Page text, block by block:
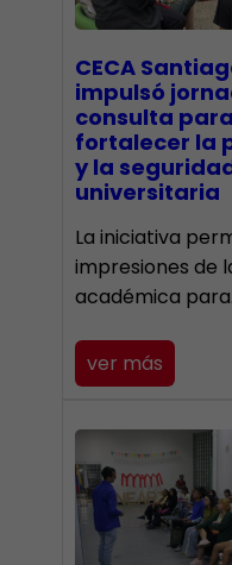
CECA
impulsó
consulta para
fortalecer la
y la
universitaria
La iniciativa
impresiones de
académica
ver más